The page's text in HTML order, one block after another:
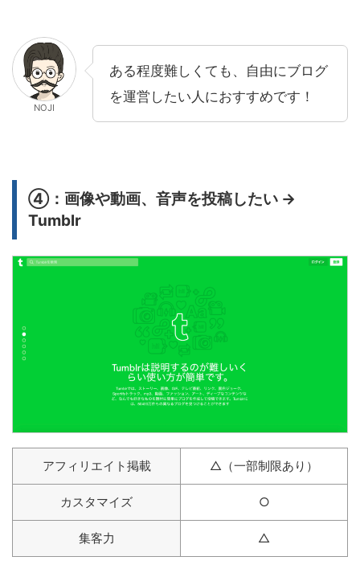
NOJI
ある程度難しくても、自由にブログ
を運営したい人におすすめです！
④：画像や動画、音声を投稿したい →
Tumblr
アフィリエイト掲載 △（一部制限あり）
カスタマイズ ○
集客力 △